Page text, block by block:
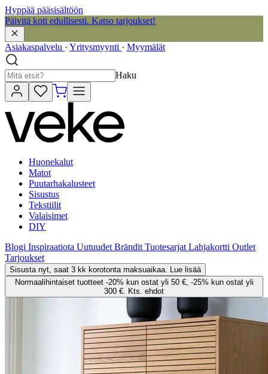
Hyppää pääsisältöön
Päivitä koti edullisesti. Katso tarjoukset!
Asiakaspalvelu · Yritysmyynti · Myymälät
Haku
Huonekalut
Matot
Puutarhakalusteet
Sisustus
Tekstiilit
Valaisimet
DIY
Blogi Inspiraatiota Uutuudet Brändit Tuotesarjat Lahjakortti Outlet
Tarjoukset
Sisusta nyt, saat 3 kk korotonta maksuaikaa. Lue lisää
Normaalihintaiset tuotteet -20% kun ostat yli 50 €, -25% kun ostat yli
300 €. Kts. ehdot